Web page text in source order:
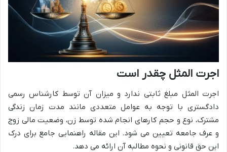
اجرت المثل چقدر است
اجرت المثل مبلغ ثابتی ندارد و میزان آن توسط کارشناس رسمی
دادگستری با توجه به عوامل متعددی مانند مدت زمان زندگی
مشترک، نوع و حجم کارهای انجام شده توسط زن، وضعیت مالی زوج
و عرف جامعه تعیین می شود. این مقاله راهنمایی جامع برای درک
این حق قانونی و نحوه مطالبه آن ارائه می دهد.